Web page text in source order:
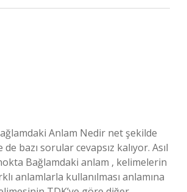
Anlam Nedir net şekilde
de bazı sorular cevapsız kalıyor. Asıl
Bağlamdaki anlam , kelimelerin
anlamlarla kullanılması anlamına